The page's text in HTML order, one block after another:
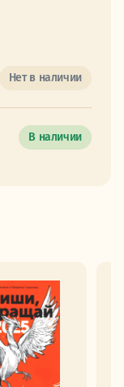
Нет в наличии
В наличии